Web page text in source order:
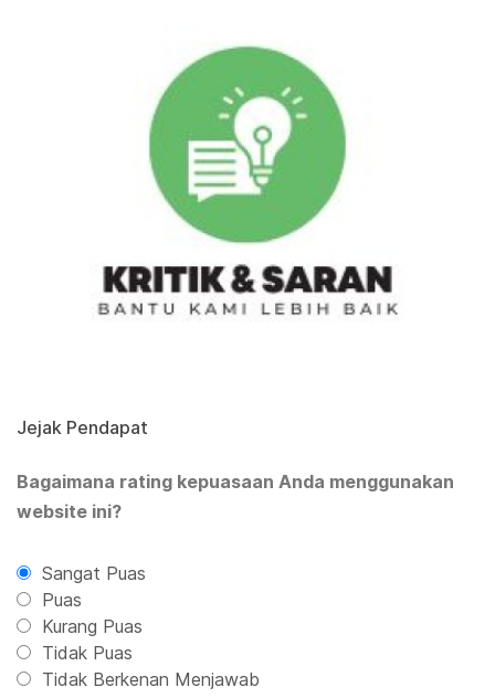
Jejak Pendapat
Bagaimana rating kepuasaan Anda menggunakan
website ini?
Sangat Puas
Puas
Kurang Puas
Tidak Puas
Tidak Berkenan Menjawab